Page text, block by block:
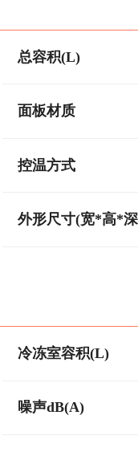
总容积(L)
面板材质
控温方式
外形尺寸(宽*高*
冷冻室容积(L)
噪声dB(A)